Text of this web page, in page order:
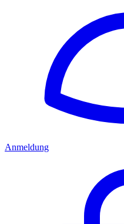
Anmeldung